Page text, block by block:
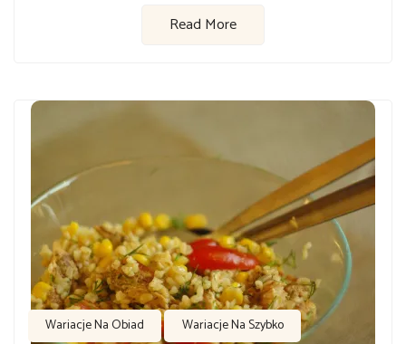
Read More
Wariacje Na Obiad
Wariacje Na Szybko